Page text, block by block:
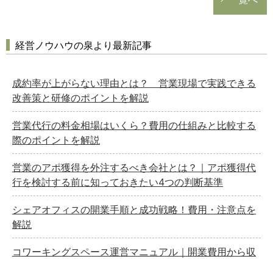
経営ノウハウの泉より最新記事
成約率が上がらない理由とは？ 営業現場で実践できる
改善策と研修のポイントを解説
営業代行の料金相場はいくら？費用の仕組みと比較する
際のポイントを解説
営業のアポ獲得を外注するべき会社とは？｜アポ獲得代
行を検討する前に知っておきたい4つの判断基準
シェアオフィスの開業手順と成功戦略！費用・注意点を
解説
コワーキングスペース運営マニュアル｜開業費用から収